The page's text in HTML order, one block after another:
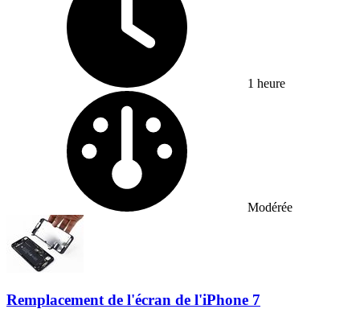
1 heure
Modérée
Remplacement de l'écran de l'iPhone 7